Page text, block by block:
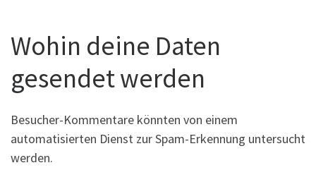
Wohin deine Daten
gesendet werden
Besucher-Kommentare könnten von einem
automatisierten Dienst zur Spam-Erkennung untersucht
werden.